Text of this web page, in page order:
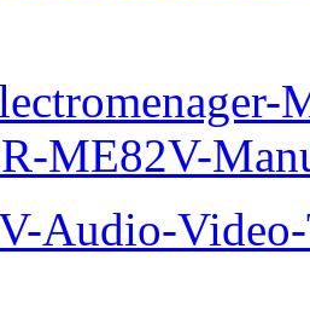
ME82V-
Audio-